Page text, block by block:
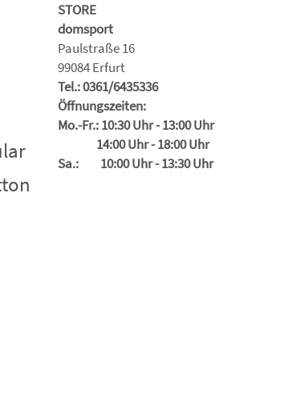
STORE
domsport
Paulstraße 16
99084 Erfurt
Tel.: 0361/6435336
Öffnungszeiten:
Mo.-Fr.: 10:30 Uhr - 13:00 Uhr
14:00 Uhr - 18:00 Uhr
Sa.: 10:00 Uhr - 13:30 Uhr